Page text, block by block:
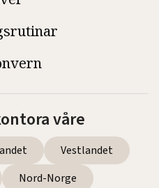
våre
Vestlandet
Nord-Norge